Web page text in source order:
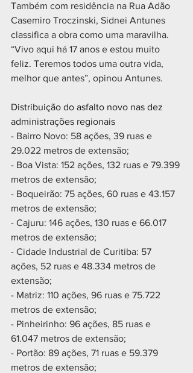
Também com residência na Rua Adão
Casemiro Troczinski, Sidnei Antunes
classifica a obra como uma maravilha.
“Vivo aqui há 17 anos e estou muito
feliz. Teremos todos uma outra vida,
melhor que antes”, opinou Antunes.
Distribuição do asfalto novo nas dez
administrações regionais
- Bairro Novo: 58 ações, 39 ruas e
29.022 metros de extensão;
- Boa Vista: 152 ações, 132 ruas e 79.399
metros de extensão;
- Boqueirão: 75 ações, 60 ruas e 43.157
metros de extensão;
- Cajuru: 146 ações, 130 ruas e 66.017
metros de extensão;
- Cidade Industrial de Curitiba: 57
ações, 52 ruas e 48.334 metros de
extensão;
- Matriz: 110 ações, 96 ruas e 75.722
metros de extensão;
- Pinheirinho: 96 ações, 85 ruas e
61.047 metros de extensão;
- Portão: 89 ações, 71 ruas e 59.379
metros de extensão;